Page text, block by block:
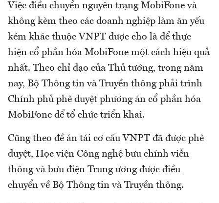
Việc điều chuyển nguyên trạng MobiFone và
không kèm theo các doanh nghiệp làm ăn yếu
kém khác thuộc VNPT được cho là để thực
hiện cổ phần hóa MobiFone một cách hiệu quả
nhất. Theo chỉ đạo của Thủ tướng, trong năm
nay, Bộ Thông tin và Truyền thông phải trình
Chính phủ phê duyệt phương án cổ phần hóa
MobiFone để tổ chức triển khai.
Cũng theo đề án tái cơ cấu VNPT đã được phê
duyệt, Học viện Công nghệ bưu chính viễn
thông và bưu điện Trung ương được điều
chuyển về Bộ Thông tin và Truyền thông.